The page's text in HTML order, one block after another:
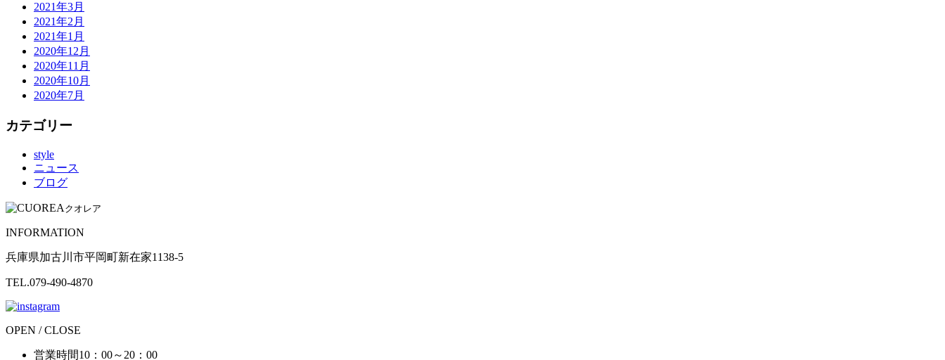
2021年3月
2021年2月
2021年1月
2020年12月
2020年11月
2020年10月
2020年7月
カテゴリー
style
ニュース
ブログ
クオレア
INFORMATION
兵庫県加古川市平岡町新在家1138-5
TEL.079-490-4870
OPEN / CLOSE
営業時間10：00～20：00